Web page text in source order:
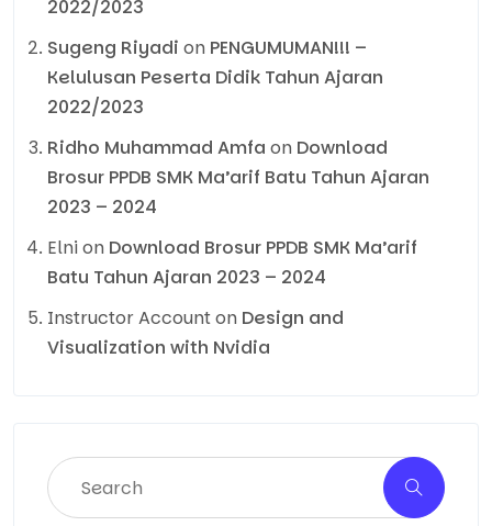
2022/2023
Sugeng Riyadi on PENGUMUMAN!!! –
Kelulusan Peserta Didik Tahun Ajaran
2022/2023
Ridho Muhammad Amfa on Download
Brosur PPDB SMK Ma’arif Batu Tahun Ajaran
2023 – 2024
Elnion Download Brosur PPDB SMK Ma’arif
Batu Tahun Ajaran 2023 – 2024
Instructor Accounton Design and
Visualization with Nvidia